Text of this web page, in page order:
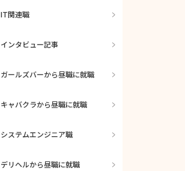
IT関連職
インタビュー記事
ガールズバーから昼職に就職
キャバクラから昼職に就職
システムエンジニア職
デリヘルから昼職に就職